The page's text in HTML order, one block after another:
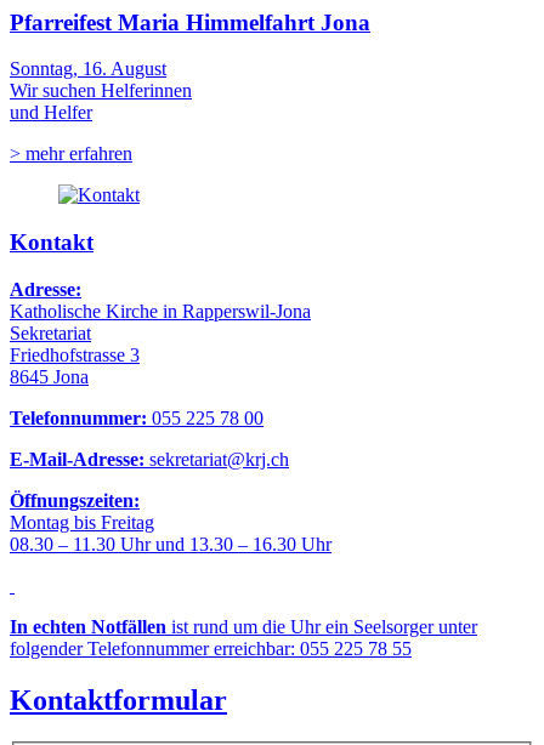
Pfarreifest Maria Himmelfahrt Jona
Sonntag, 16. August
Wir suchen Helferinnen
und Helfer
> mehr erfahren
Kontakt
Adresse:
Katholische Kirche in Rapperswil-Jona
Sekretariat
Friedhofstrasse 3
8645 Jona
Telefonnummer: 055 225 78 00
E-Mail-Adresse: sekretariat@krj.ch
Öffnungszeiten:
Montag bis Freitag
08.30 – 11.30 Uhr und 13.30 – 16.30 Uhr
In echten Notfällen ist rund um die Uhr ein Seelsorger unter
folgender Telefonnummer erreichbar: 055 225 78 55
Kontaktformular